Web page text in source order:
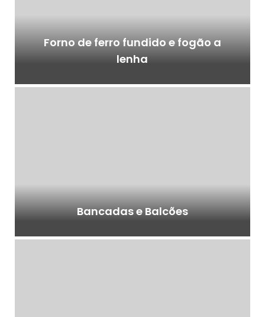
Forno de ferro fundido e fogão a
lenha
Bancadas e Balcões